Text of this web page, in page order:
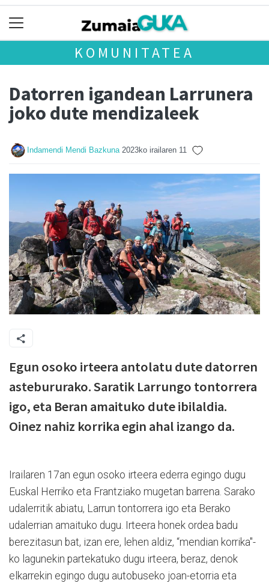
KOMUNITATEA
Datorren igandean Larrunera
joko dute mendizaleek
Indamendi Mendi Bazkuna 2023ko irailaren 11
Egun osoko irteera antolatu dute datorren
astebururako. Saratik Larrungo tontorrera
igo, eta Beran amaituko dute ibilaldia.
Oinez nahiz korrika egin ahal izango da.
Irailaren 17an egun osoko irteera ederra egingo dugu
Euskal Herriko eta Frantziako mugetan barrena. Sarako
udalerritik abiatu, Larrun tontorrera igo eta Berako
udalerrian amaituko dugu. Irteera honek ordea badu
berezitasun bat, izan ere, lehen aldiz, “mendian korrika"-
ko lagunekin partekatuko dugu irteera, beraz, denok
elkarrekin egingo dugu autobuseko joan-etorria eta